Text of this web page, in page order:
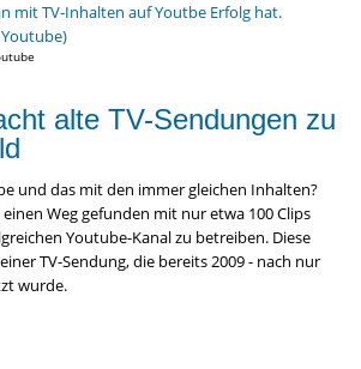
alte TV-Sendungen zu
und das mit den immer gleichen Inhalten?
Weg gefunden mit nur etwa 100 Clips
Youtube-Kanal zu betreiben. Diese
TV-Sendung, die bereits 2009 - nach nur
wurde.